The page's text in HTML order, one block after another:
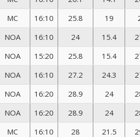
MC 16:10 25.8 19
NOA 16:10 24 15.4
NOA 15:20 25.8 15.4
NOA 16:10 27.2 24.3
NOA 16:20 28.9 24
NOA 16:20 28.9 24
MC 16:10 28 21.5